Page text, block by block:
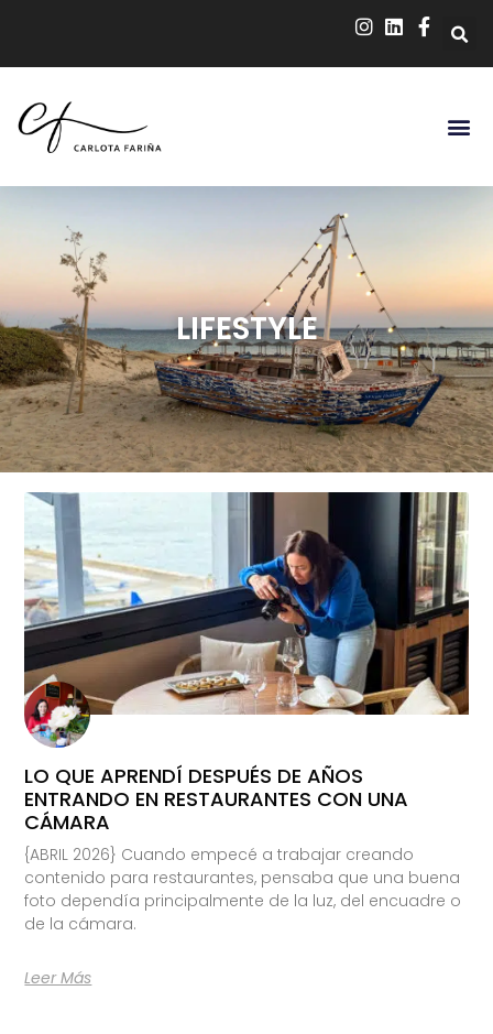
LIFESTYLE
LO QUE APRENDÍ DESPUÉS DE AÑOS
ENTRANDO EN RESTAURANTES CON UNA
CÁMARA
{ABRIL 2026} Cuando empecé a trabajar creando
contenido para restaurantes, pensaba que una buena
foto dependía principalmente de la luz, del encuadre o
de la cámara.
Leer Más